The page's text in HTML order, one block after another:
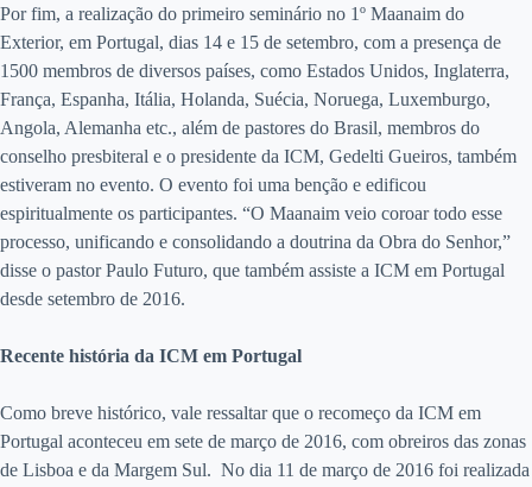
Por fim, a realização do primeiro seminário no 1º Maanaim do
Exterior, em Portugal, dias 14 e 15 de setembro, com a presença de
1500 membros de diversos países, como Estados Unidos, Inglaterra,
França, Espanha, Itália, Holanda, Suécia, Noruega, Luxemburgo,
Angola, Alemanha etc., além de pastores do Brasil, membros do
conselho presbiteral e o presidente da ICM, Gedelti Gueiros, também
estiveram no evento. O evento foi uma benção e edificou
espiritualmente os participantes. “O Maanaim veio coroar todo esse
processo, unificando e consolidando a doutrina da Obra do Senhor,”
disse o pastor Paulo Futuro, que também assiste a ICM em Portugal
desde setembro de 2016.
Recente história da ICM em Portugal
Como breve histórico, vale ressaltar que o recomeço da ICM em
Portugal aconteceu em sete de março de 2016, com obreiros das zonas
de Lisboa e da Margem Sul. No dia 11 de março de 2016 foi realizada